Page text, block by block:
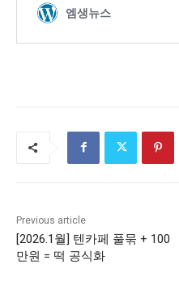
Previous article
[2026.1월] 텐카페 풀묶 + 100
만원 = 떡 공식화